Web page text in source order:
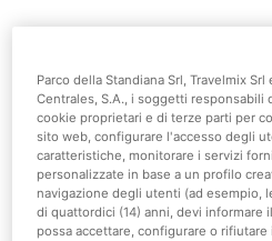
delle Black Friday
2 dicembre 2024!
Non lasciarti scappare le
Weeksdi Mirabilandia.
emozioni e adrenalina!
Parco della Standiana Srl, Travelmix
Centrales, S.A., i soggetti
cookie proprietari e di terze parti per
sito web, configurare l'accesso degli
caratteristiche, monitorare i servizi
personalizzate in base a un profilo
navigazione degli utenti (ad esempio,
di quattordici (14) anni, devi
possa accettare, configurare o